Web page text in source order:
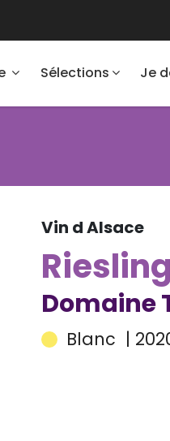
Sélections Je
Vin d Alsace
Domaine
Blanc |